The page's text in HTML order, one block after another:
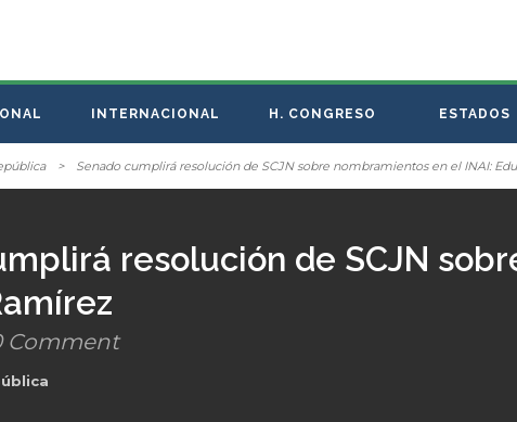
INTERNACIONAL H. CONGRESO ESTADOS
> Senado cumplirá resolución de SCJN sobre nombramientos en el INAI:
resolución de SCJN
Comment